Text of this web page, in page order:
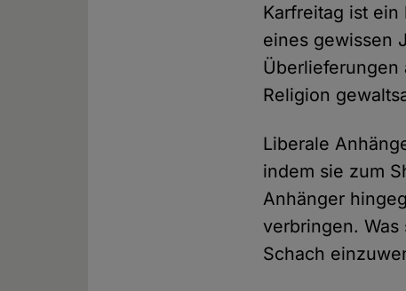
Karfreitag ist
eines gewissen
Überlieferungen
Religion
Liberale
indem sie zum
Anhänger
verbringen.
Schach